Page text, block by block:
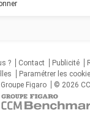
?
Contact Publicité
Paramétrer les
Groupe Figaro © 2026